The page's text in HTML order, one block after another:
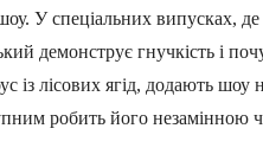
У спеціальних випусках,
демонструє гнучкість і
із лісових ягід, додають шоу
робить його незамінною